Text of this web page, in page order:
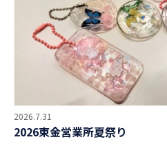
2026.7.31
2026東金営業所夏祭り